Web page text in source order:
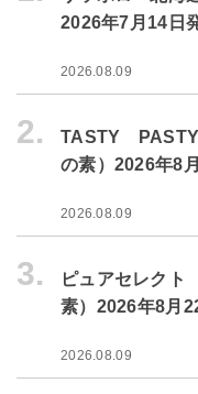
2026年7月14日
2026.08.09
2.
TASTY PASTY
の素）2026年8
2026.08.09
3.
ピュアセレク
素）2026年8月
2026.08.09